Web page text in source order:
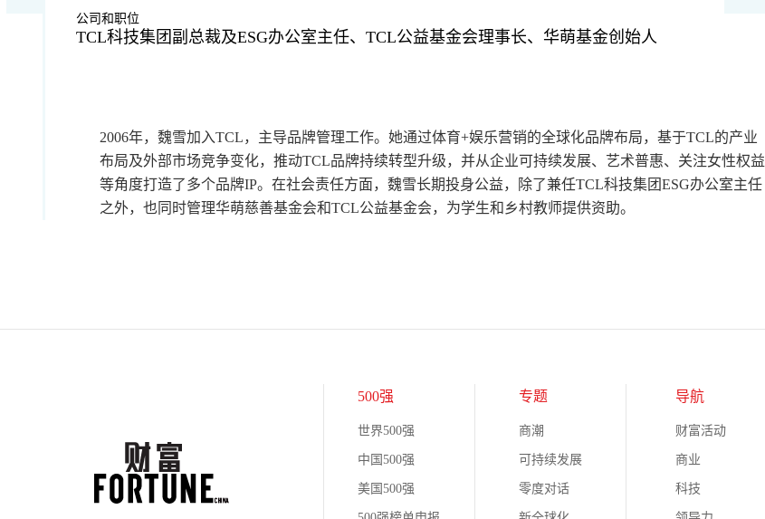
公司和职位
TCL科技集团副总裁及ESG办公室主任、TCL公益基金会理事长、华萌基金创始人
2006年，魏雪加入TCL，主导品牌管理工作。她通过体育+娱乐营销的全球化品牌布局，基于TCL的产业
布局及外部市场竞争变化，推动TCL品牌持续转型升级，并从企业可持续发展、艺术普惠、关注女性权益
等角度打造了多个品牌IP。在社会责任方面，魏雪长期投身公益，除了兼任TCL科技集团ESG办公室主任
之外，也同时管理华萌慈善基金会和TCL公益基金会，为学生和乡村教师提供资助。
500强
世界500强
中国500强
美国500强
专题
商潮
可持续发展
零度对话
导航
财富活动
商业
科技